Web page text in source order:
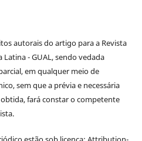
autorais do artigo para a Revista
- GUAL, sendo vedada
em qualquer meio de
sem que a prévia e necessária
fará constar o competente